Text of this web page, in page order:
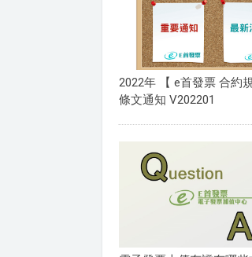
2022年 【 e首發票 合約
條文通知 V202201